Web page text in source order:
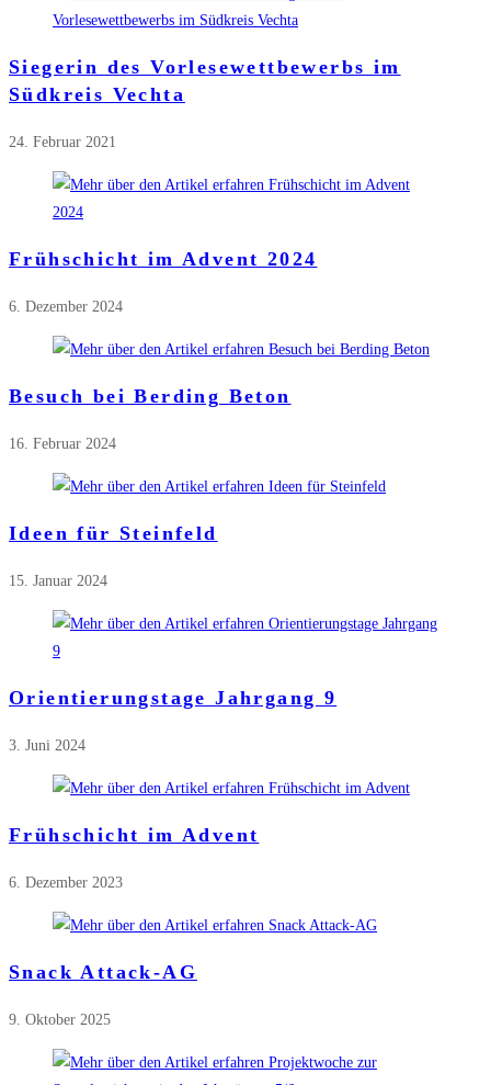
Siegerin des Vorlesewettbewerbs im
Südkreis Vechta
24. Februar 2021
Frühschicht im Advent 2024
6. Dezember 2024
Besuch bei Berding Beton
16. Februar 2024
Ideen für Steinfeld
15. Januar 2024
Orientierungstage Jahrgang 9
3. Juni 2024
Frühschicht im Advent
6. Dezember 2023
Snack Attack-AG
9. Oktober 2025